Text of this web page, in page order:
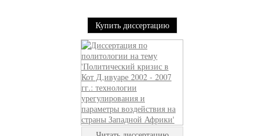
Купить диссертацию